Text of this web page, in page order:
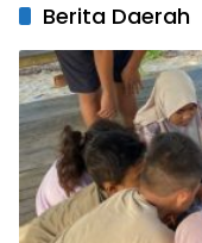
Berita Daerah